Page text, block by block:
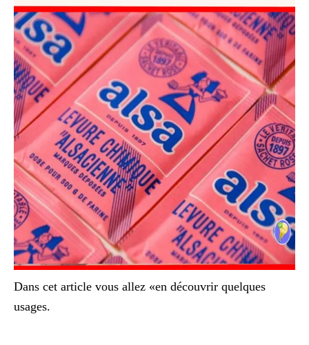
Dans cet article vous allez «en découvrir quelques
usages.